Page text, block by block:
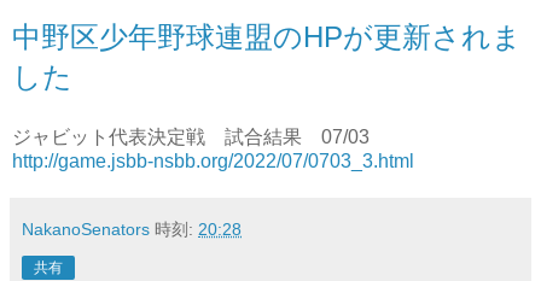
中野区少年野球連盟のHPが更新されま
した
ジャビット代表決定戦 試合結果 07/03
http://game.jsbb-nsbb.org/2022/07/0703_3.html
NakanoSenators 時刻: 20:28
共有